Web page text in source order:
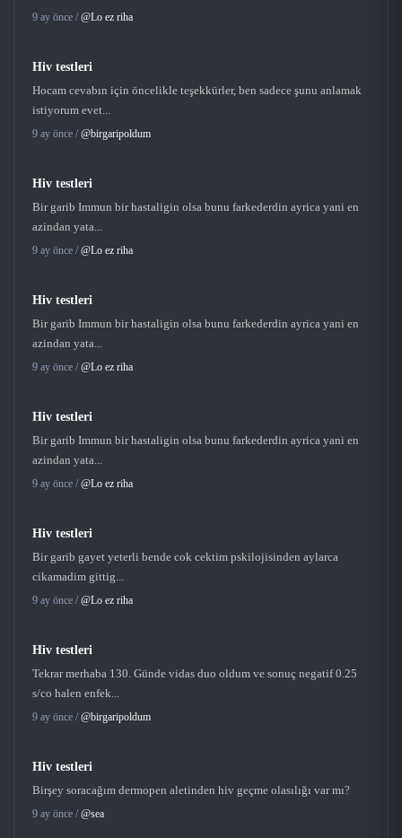
9 ay önce / @Lo ez riha
Hiv testleri
Hocam cevabın için öncelikle teşekkürler, ben sadece şunu anlamak
istiyorum evet...
9 ay önce / @birgaripoldum
Hiv testleri
Bir garib Immun bir hastaligin olsa bunu farkederdin ayrica yani en
azindan yata...
9 ay önce / @Lo ez riha
Hiv testleri
Bir garib Immun bir hastaligin olsa bunu farkederdin ayrica yani en
azindan yata...
9 ay önce / @Lo ez riha
Hiv testleri
Bir garib Immun bir hastaligin olsa bunu farkederdin ayrica yani en
azindan yata...
9 ay önce / @Lo ez riha
Hiv testleri
Bir garib gayet yeterli bende cok cektim pskilojisinden aylarca
cikamadim gittig...
9 ay önce / @Lo ez riha
Hiv testleri
Tekrar merhaba 130. Günde vidas duo oldum ve sonuç negatif 0.25
s/co halen enfek...
9 ay önce / @birgaripoldum
Hiv testleri
Birşey soracağım dermopen aletinden hiv geçme olasılığı var mı?
9 ay önce / @sea